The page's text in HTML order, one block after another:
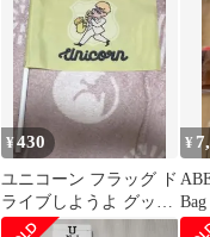
ガキ付き
¥430
ユニコーン フラッグ ド
ライブしようよ グッズ
川西幸一
¥